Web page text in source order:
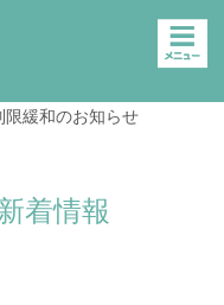
緩和のお知らせ
着情報